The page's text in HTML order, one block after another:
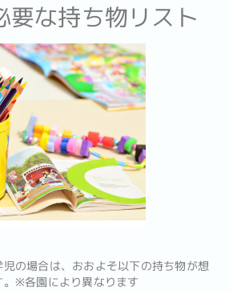
要な持ち物リスト
の場合は、おおよそ以下の持ち物が想
※各園により異なります